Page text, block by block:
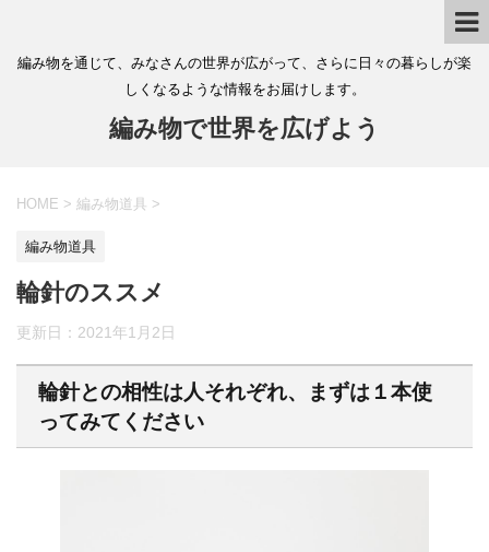
編み物を通じて、みなさんの世界が広がって、さらに日々の暮らしが楽
しくなるような情報をお届けします。
編み物で世界を広げよう
HOME > 編み物道具 >
編み物道具
輪針のススメ
更新日： 2021年1月2日
輪針との相性は人それぞれ、まずは１本使
ってみてください